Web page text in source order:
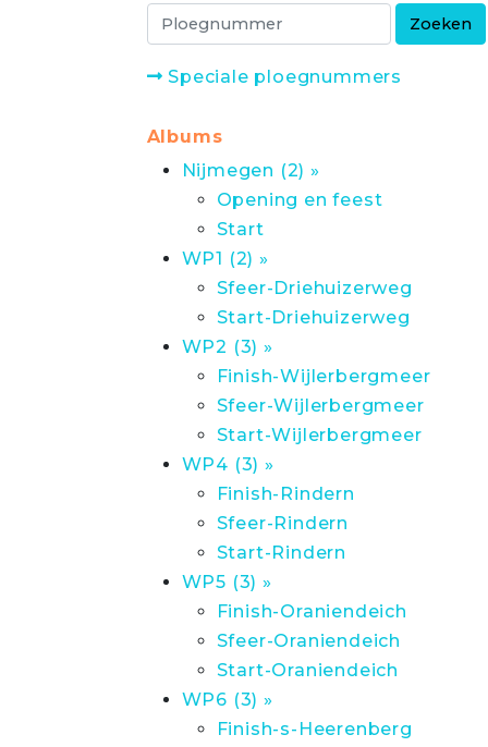
Speciale ploegnummers
Albums
Nijmegen (2) »
Opening en feest
Start
WP1 (2) »
Sfeer-Driehuizerweg
Start-Driehuizerweg
WP2 (3) »
Finish-Wijlerbergmeer
Sfeer-Wijlerbergmeer
Start-Wijlerbergmeer
WP4 (3) »
Finish-Rindern
Sfeer-Rindern
Start-Rindern
WP5 (3) »
Finish-Oraniendeich
Sfeer-Oraniendeich
Start-Oraniendeich
WP6 (3) »
Finish-s-Heerenberg